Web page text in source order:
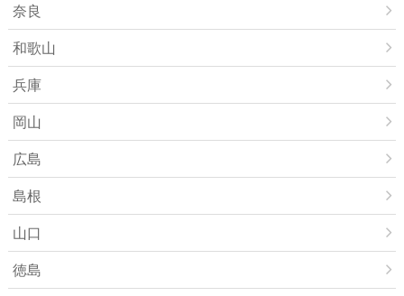
奈良
和歌山
兵庫
岡山
広島
島根
山口
徳島